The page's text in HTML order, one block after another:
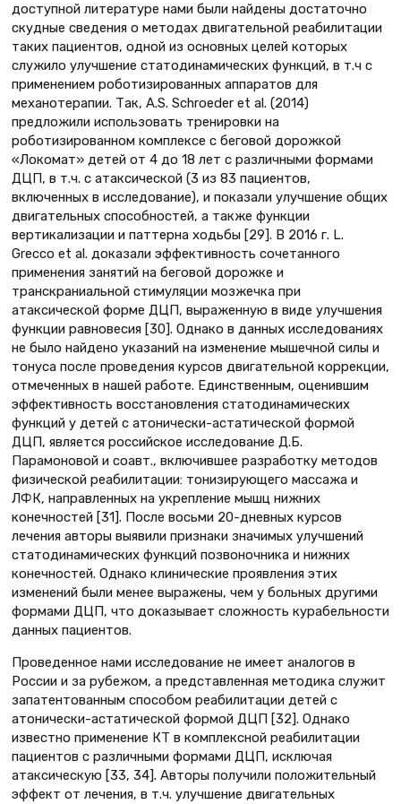
доступной литературе нами были найдены достаточно
скудные сведения о методах двигательной реабилитации
таких пациентов, одной из основных целей которых
служило улучшение статодинамических функций, в т.ч с
применением роботизированных аппаратов для
механотерапии. Так, A.S. Schroeder et al. (2014)
предложили использовать тренировки на
роботизированном комплексе с беговой дорожкой
«Локомат» детей от 4 до 18 лет с различными формами
ДЦП, в т.ч. с атаксической (3 из 83 пациентов,
включенных в исследование), и показали улучшение общих
двигательных способностей, а также функции
вертикализации и паттерна ходьбы [29]. В 2016 г. L.
Grecco et al. доказали эффективность сочетанного
применения занятий на беговой дорожке и
транскраниальной стимуляции мозжечка при
атаксической форме ДЦП, выраженную в виде улучшения
функции равновесия [30]. Однако в данных исследованиях
не было найдено указаний на изменение мышечной силы и
тонуса после проведения курсов двигательной коррекции,
отмеченных в нашей работе. Единственным, оценившим
эффективность восстановления статодинамических
функций у детей с атонически-астатической формой
ДЦП, является российское исследование Д.Б.
Парамоновой и соавт., включившее разработку методов
физической реабилитации: тонизирующего массажа и
ЛФК, направленных на укрепление мышц нижних
конечностей [31]. После восьми 20-дневных курсов
лечения авторы выявили признаки значимых улучшений
статодинамических функций позвоночника и нижних
конечностей. Однако клинические проявления этих
изменений были менее выражены, чем у больных другими
формами ДЦП, что доказывает сложность курабельности
данных пациентов.
Проведенное нами исследование не имеет аналогов в
России и за рубежом, а представленная методика служит
запатентованным способом реабилитации детей с
атонически-астатической формой ДЦП [32]. Однако
известно применение КТ в комплексной реабилитации
пациентов с различными формами ДЦП, исключая
атаксическую [33, 34]. Авторы получили положительный
эффект от лечения, в т.ч. улучшение двигательных